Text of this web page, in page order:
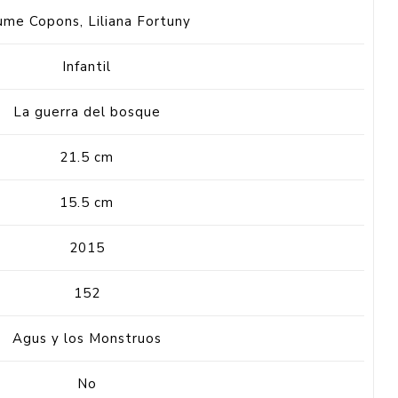
Copons, Liliana Fortuny
Infantil
La guerra del bosque
21.5 cm
15.5 cm
2015
152
Agus y los Monstruos
No